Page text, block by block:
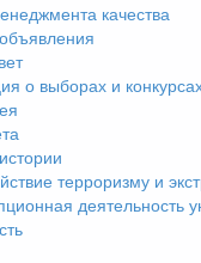
качества
о выборах и
терроризму и
деятельность